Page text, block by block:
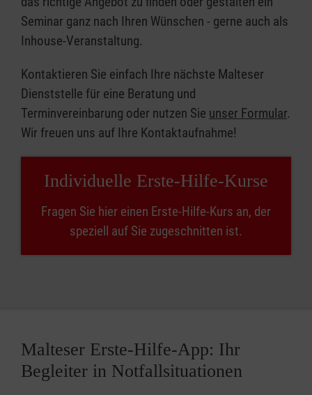
Seminar ganz nach Ihren Wünschen - gerne auch als
Inhouse-Veranstaltung.
Kontaktieren Sie einfach Ihre nächste Malteser
Dienststelle für eine Beratung und
Terminvereinbarung oder nutzen Sie unser Formular.
Wir freuen uns auf Ihre Kontaktaufnahme!
Individuelle Erste-Hilfe-Kurse
Fragen Sie hier einen Erste-Hilfe-Kurs an, der
speziell auf Sie zugeschnitten ist.
Malteser Erste-Hilfe-App: Ihr
Begleiter in Notfallsituationen